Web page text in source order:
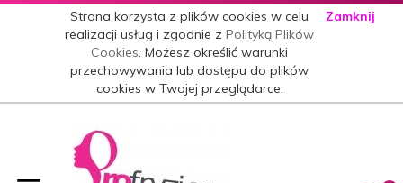
Strona korzysta z plików cookies w celu
realizacji usług i zgodnie zPolityką Plików
Cookies. Możesz określić warunki
przechowywania lub dostępu do plików
cookies w Twojej przeglądarce.
Zamknij